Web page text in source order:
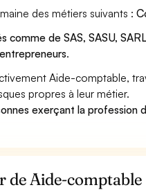
des métiers suivants :
comme de SAS, SASU,
.
Aide-comptable,
propres à leur métier.
exerçant la profession
de Aide-comptable